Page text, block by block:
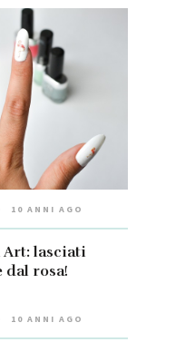
10 ANNI AGO
lasciati
dal rosa!
10 ANNI AGO